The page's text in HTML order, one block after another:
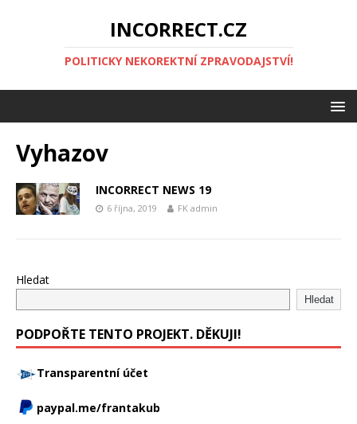
INCORRECT.CZ
POLITICKY NEKOREKTNÍ ZPRAVODAJSTVÍ!
Vyhazov
INCORRECT NEWS 19
6 října, 2019 FK admin
Hledat
Hledat
PODPOŘTE TENTO PROJEKT. DĚKUJI!
Transparentní účet
paypal.me/frantakub